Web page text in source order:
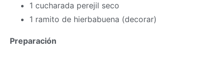
1 cucharada perejil seco
1 ramito de hierbabuena (decorar)
Preparación